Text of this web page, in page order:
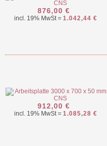
876,00 €
incl. 19% MwSt = 1.042,44 €
912,00 €
incl. 19% MwSt = 1.085,28 €